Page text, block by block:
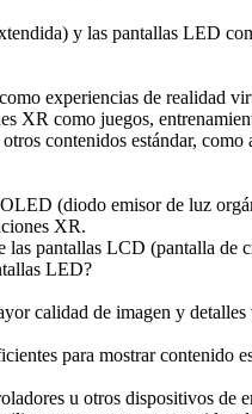
y las pantallas LED
experiencias de realidad
XR como juegos,
contenidos estándar,
(diodo emisor de luz
XR.
pantallas LCD (pantalla de
LED?
calidad de imagen y
para mostrar contenido
u otros dispositivos de